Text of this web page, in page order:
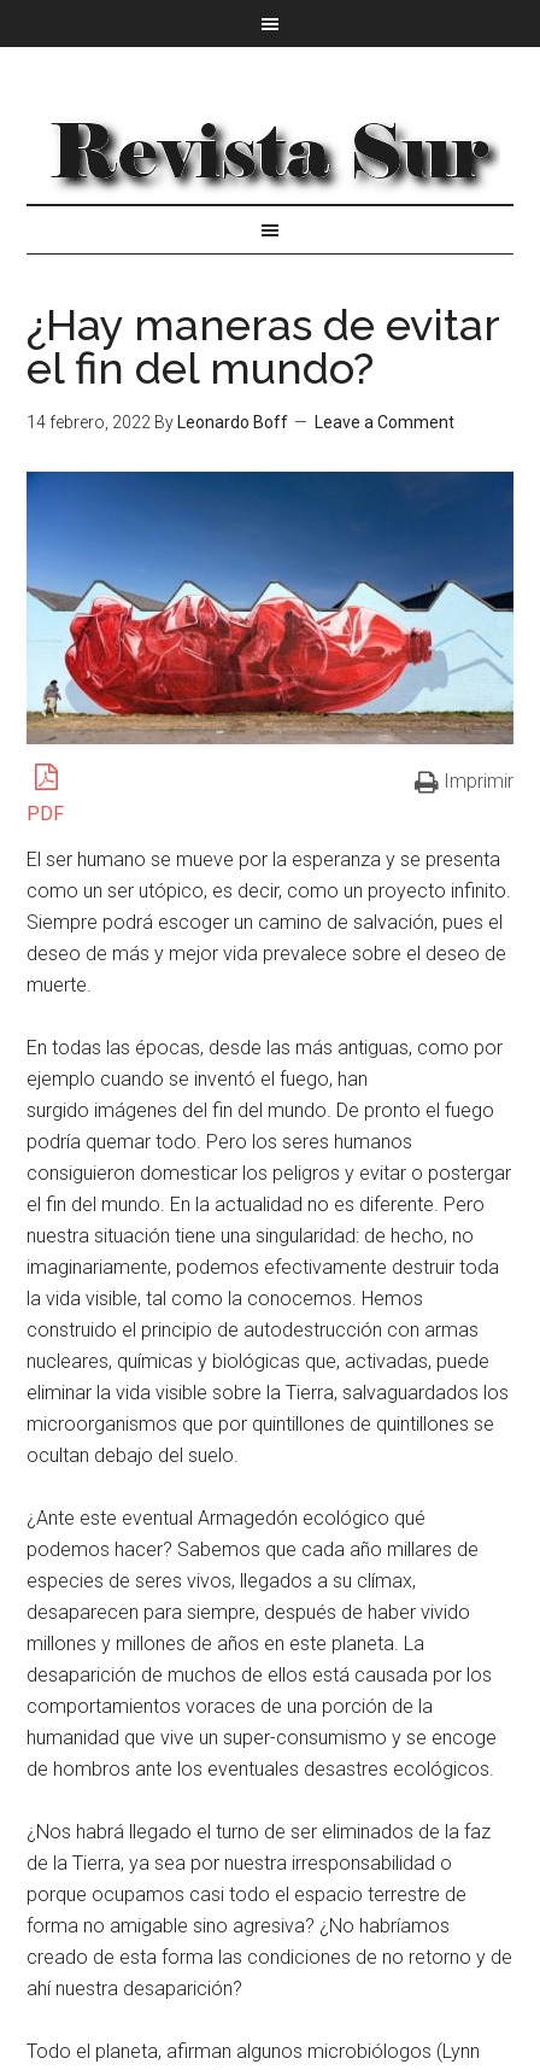
¿Hay maneras de evitar
el fin del mundo?
14 febrero, 2022 By Leonardo Boff Leave a Comment
PDF
Imprimir
El ser humano se mueve por la esperanza y se presenta
como un ser utópico, es decir, como un proyecto infinito.
Siempre podrá escoger un camino de salvación, pues el
deseo de más y mejor vida prevalece sobre el deseo de
muerte.
En todas las épocas, desde las más antiguas, como por
ejemplo cuando se inventó el fuego, han
surgido imágenes del fin del mundo. De pronto el fuego
podría quemar todo. Pero los seres humanos
consiguieron domesticar los peligros y evitar o postergar
el fin del mundo. En la actualidad no es diferente. Pero
nuestra situación tiene una singularidad: de hecho, no
imaginariamente, podemos efectivamente destruir toda
la vida visible, tal como la conocemos. Hemos
construido el principio de autodestrucción con armas
nucleares, químicas y biológicas que, activadas, puede
eliminar la vida visible sobre la Tierra, salvaguardados los
microorganismos que por quintillones de quintillones se
ocultan debajo del suelo.
¿Ante este eventual Armagedón ecológico qué
podemos hacer? Sabemos que cada año millares de
especies de seres vivos, llegados a su clímax,
desaparecen para siempre, después de haber vivido
millones y millones de años en este planeta. La
desaparición de muchos de ellos está causada por los
comportamientos voraces de una porción de la
humanidad que vive unsuper-consumismo y se encoge
de hombros ante los eventuales desastres ecológicos.
¿Nos habrá llegado el turno de ser eliminados de la faz
de la Tierra, ya sea por nuestra irresponsabilidad o
porque ocupamos casi todo el espacio terrestre de
forma no amigable sino agresiva? ¿No habríamos
creado de esta forma las condiciones de no retorno y de
ahí nuestra desaparición?
Todo el planeta, afirman algunos microbiólogos (Lynn